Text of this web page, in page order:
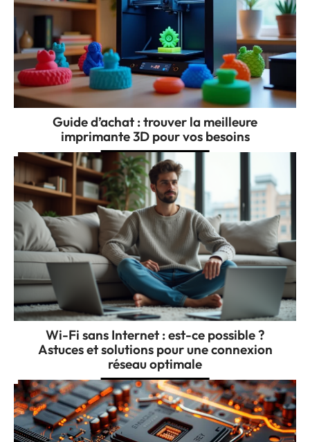
Guide d’achat : trouver la meilleure
imprimante 3D pour vos besoins
Wi-Fi sans Internet : est-ce possible ?
Astuces et solutions pour une connexion
réseau optimale